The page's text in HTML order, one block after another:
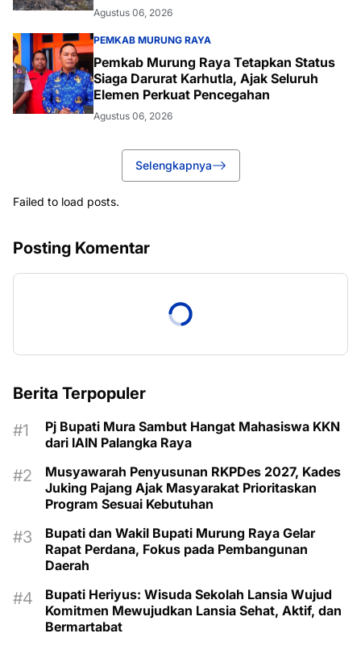
Agustus 06, 2026
PEMKAB MURUNG RAYA
Pemkab Murung Raya Tetapkan Status
Siaga Darurat Karhutla, Ajak Seluruh
Elemen Perkuat Pencegahan
Agustus 06, 2026
Selengkapnya
Failed to load posts.
Posting Komentar
Berita Terpopuler
Pj Bupati Mura Sambut Hangat Mahasiswa KKN
dari IAIN Palangka Raya
Musyawarah Penyusunan RKPDes 2027, Kades
Juking Pajang Ajak Masyarakat Prioritaskan
Program Sesuai Kebutuhan
Bupati dan Wakil Bupati Murung Raya Gelar
Rapat Perdana, Fokus pada Pembangunan
Daerah
Bupati Heriyus: Wisuda Sekolah Lansia Wujud
Komitmen Mewujudkan Lansia Sehat, Aktif, dan
Bermartabat